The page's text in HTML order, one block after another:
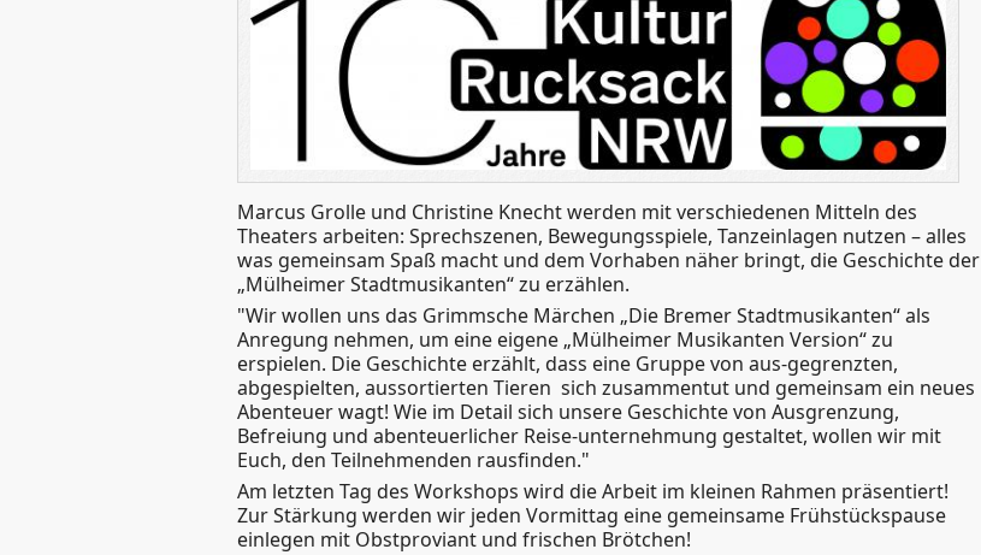
Marcus Grolle und Christine Knecht werden mit verschiedenen Mitteln des
Theaters arbeiten: Sprechszenen, Bewegungsspiele, Tanzeinlagen nutzen – alles
was gemeinsam Spaß macht und dem Vorhaben näher bringt, die Geschichte der
„Mülheimer Stadtmusikanten“ zu erzählen.
"Wir wollen uns das Grimmsche Märchen „Die Bremer Stadtmusikanten“ als
Anregung nehmen, um eine eigene „Mülheimer Musikanten Version“ zu
erspielen. Die Geschichte erzählt, dass eine Gruppe von aus-gegrenzten,
abgespielten, aussortierten Tieren sich zusammentut und gemeinsam ein neues
Abenteuer wagt! Wie im Detail sich unsere Geschichte von Ausgrenzung,
Befreiung und abenteuerlicher Reise-unternehmung gestaltet, wollen wir mit
Euch, den Teilnehmenden rausfinden."
Am letzten Tag des Workshops wird die Arbeit im kleinen Rahmen präsentiert!
Zur Stärkung werden wir jeden Vormittag eine gemeinsame Frühstückspause
einlegen mit Obstproviant und frischen Brötchen!